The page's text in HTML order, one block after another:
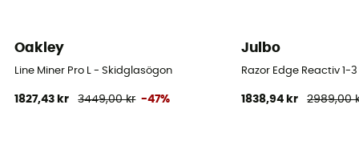
Oakley
Line Miner Pro L - Skidglasögon
1827,43 kr 3449,00 kr -47%
Julbo
Razor Edge Reactiv 1-
1838,94 kr 2989,00